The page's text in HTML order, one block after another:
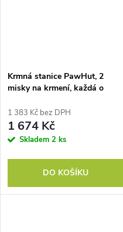
Krmná stanice PawHut, 2
misky na krmení, každá o
se zásuvkou, pro středně velké
psy, šedá, 60 x 30 x 24 cm
1 383 Kč bez DPH
1 674 Kč
Skladem 2 ks
DO KOŠÍKU